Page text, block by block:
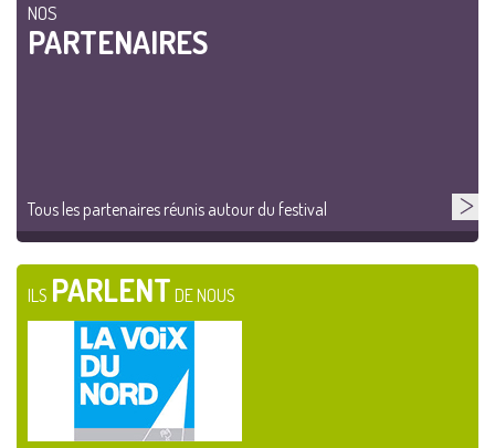
NOS
PARTENAIRES
Tous les partenaires réunis autour du festival
ILS PARLENT DE NOUS